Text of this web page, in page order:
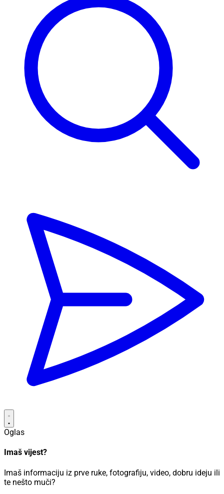
Oglas
Imaš vijest?
Imaš informaciju iz prve ruke, fotografiju, video, dobru ideju ili
te nešto muči?